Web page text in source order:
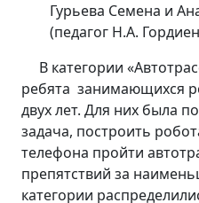
Гурьева Семена и
(педагог Н.А.
В категории
ребята занимающихся
двух лет. Для них была
задача, построить
телефона пройти
препятствий за
категории